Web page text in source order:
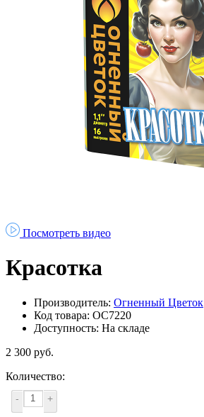
Посмотреть видео
Красотка
Производитель: Огненный Цветок
Код товара: ОС7220
Доступность: На складе
2 300 руб.
Количество:
- +